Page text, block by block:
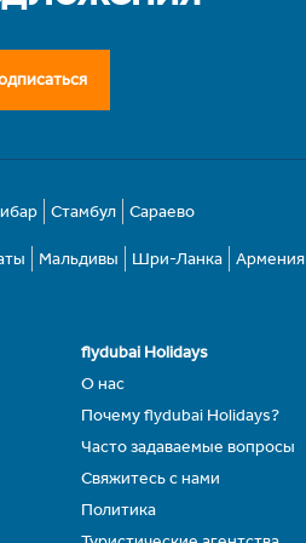
Стамбул Сараево
Мальдивы Шри-Ланка Армения
flydubai Holidays
О нас
Почему flydubai Holidays?
Часто задаваемые вопросы
Свяжитесь с нами
Политика